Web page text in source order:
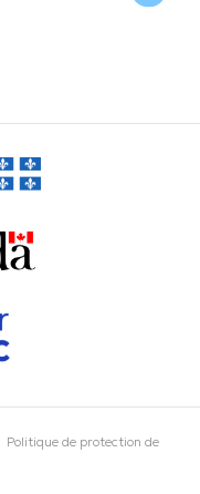
Politique de protection de